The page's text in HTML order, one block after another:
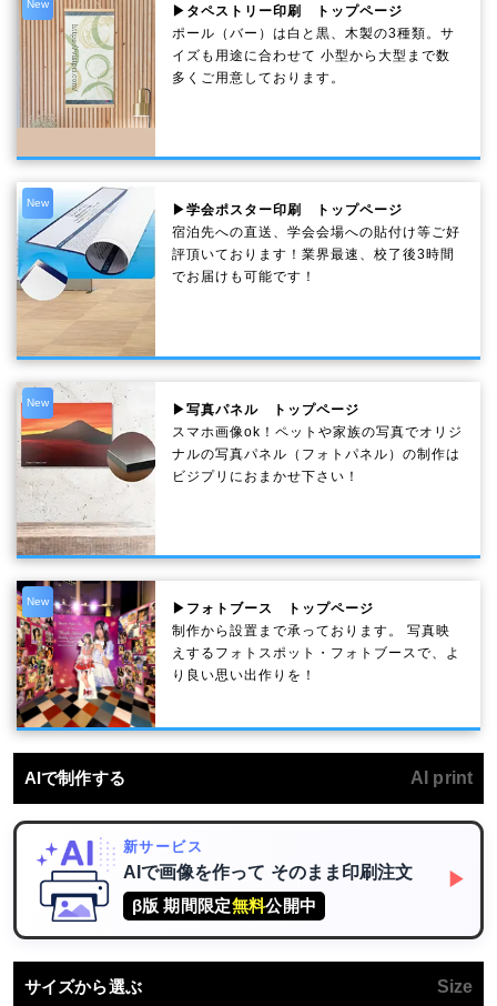
New
▶タペストリー印刷 トップページ
ポール（バー）は白と黒、木製の3種類。サ
イズも用途に合わせて 小型から大型まで数
多くご用意しております。
New
▶学会ポスター印刷 トップページ
宿泊先への直送、学会会場への貼付け等ご好
評頂いております！業界最速、校了後3時間
でお届けも可能です！
New
▶写真パネル トップページ
スマホ画像ok！ペットや家族の写真でオリジ
ナルの写真パネル（フォトパネル）の制作は
ビジプリにおまかせ下さい！
New
▶フォトブース トップページ
制作から設置まで承っております。 写真映
えするフォトスポット・フォトブースで、よ
り良い思い出作りを！
AIで制作する AI print
新サービス
AIで画像を作って そのまま印刷注文
β版 期間限定無料公開中
▶
サイズから選ぶ Size